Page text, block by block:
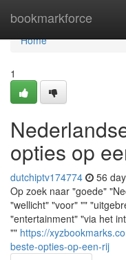
bookmarkforce
Home
Home
1
opties op
dutchiptv174774 56
Op zoek naar "goede"
"wellicht" "voor" ""
"entertainment" "via het
"" https://
beste-opties-op-een-rij